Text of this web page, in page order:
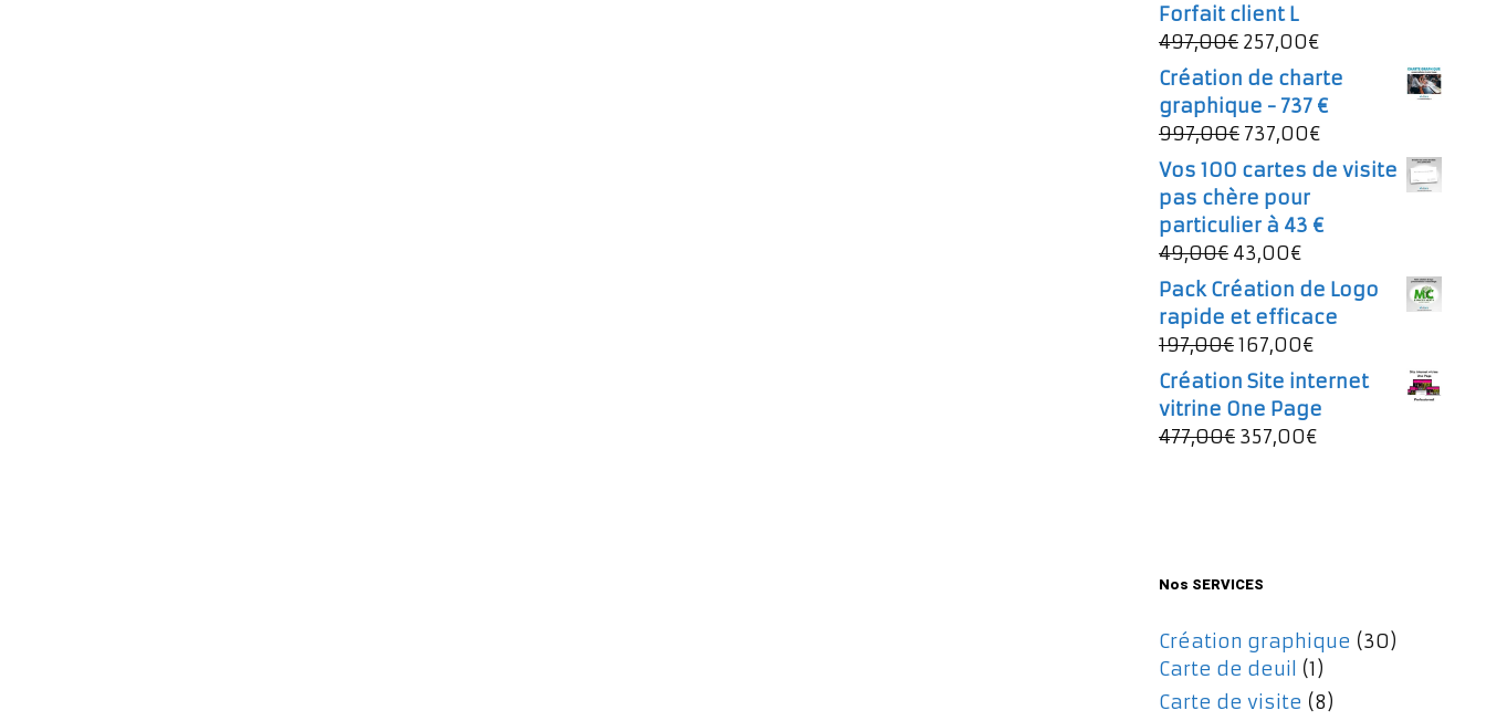
Forfait client L
497,00€ Le
prix
initial
était :
497,00€.
257,00€Le
prix
actuel
est :
Création de charte
graphique - 737 €
997,00€ Le
prix
initial
était :
997,00€.
737,00€Le
prix
est :
Vos 100 cartes de visite
pas chère pour
particulier à 43 €
49,00€ Le
prix
initial
était :
49,00€.
43,00€Le
prix
actuel
est :
Pack Création de Logo
rapide et efficace
197,00€Le
prix
initial
était :
197,00€.
167,00€Le
prix
actuel
est :
Création Site internet
vitrine One Page
477,00€ Le
357,00€Le
Nos SERVICES
Création graphique (30)
Carte de deuil (1)
Carte de visite (8)